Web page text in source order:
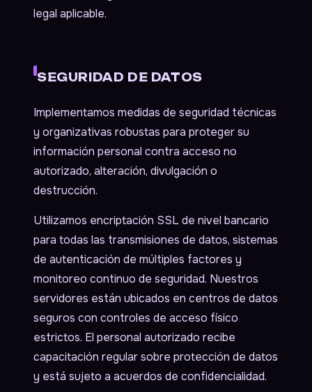
legal aplicable.
SEGURIDAD DE DATOS
Implementamos medidas de seguridad técnicas
y organizativas robustas para proteger su
información personal contra acceso no
autorizado, alteración, divulgación o
destrucción.
Utilizamos encriptación SSL de nivel bancario
para todas las transmisiones de datos, sistemas
de autenticación de múltiples factores y
monitoreo continuo de seguridad. Nuestros
servidores están ubicados en centros de datos
seguros con controles de acceso físico
estrictos. El personal autorizado recibe
capacitación regular sobre protección de datos
y está sujeto a acuerdos de confidencialidad.